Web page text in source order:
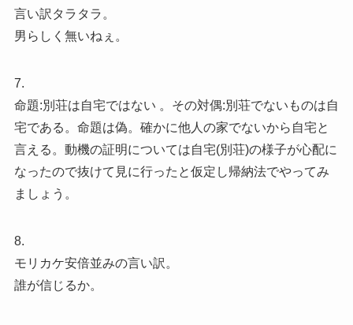
言い訳タラタラ。
男らしく無いねぇ。
7.
命題:別荘は自宅ではない 。その対偶:別荘でないものは自
宅である。命題は偽。確かに他人の家でないから自宅と
言える。動機の証明については自宅(別荘)の様子が心配に
なったので抜けて見に行ったと仮定し帰納法でやってみ
ましょう。
8.
モリカケ安倍並みの言い訳。
誰が信じるか。